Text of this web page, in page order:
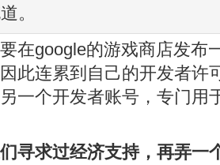
。
在google的游戏商店发布
此连累到自己的开发者许
一个开发者账号，专门用
寻求过经济支持，再弄一